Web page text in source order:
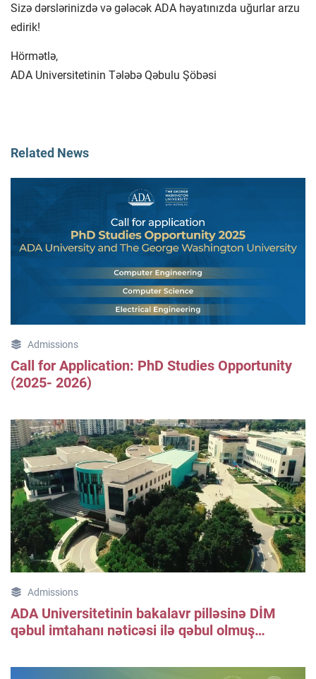
Sizə dərslərinizdə və gələcək ADA həyatınızda uğurlar arzu
edirik!
Hörmətlə,
ADA Universitetinin Tələbə Qəbulu Şöbəsi
Related News
Admissions
Call for Application: PhD Studies Opportunity
(2025- 2026)
Admissions
ADA Universitetinin bakalavr pilləsinə DİM
qəbul imtahanı nəticəsi ilə qəbul olmuş